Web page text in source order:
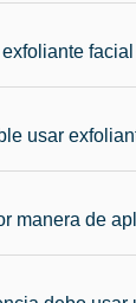
usar
manera de